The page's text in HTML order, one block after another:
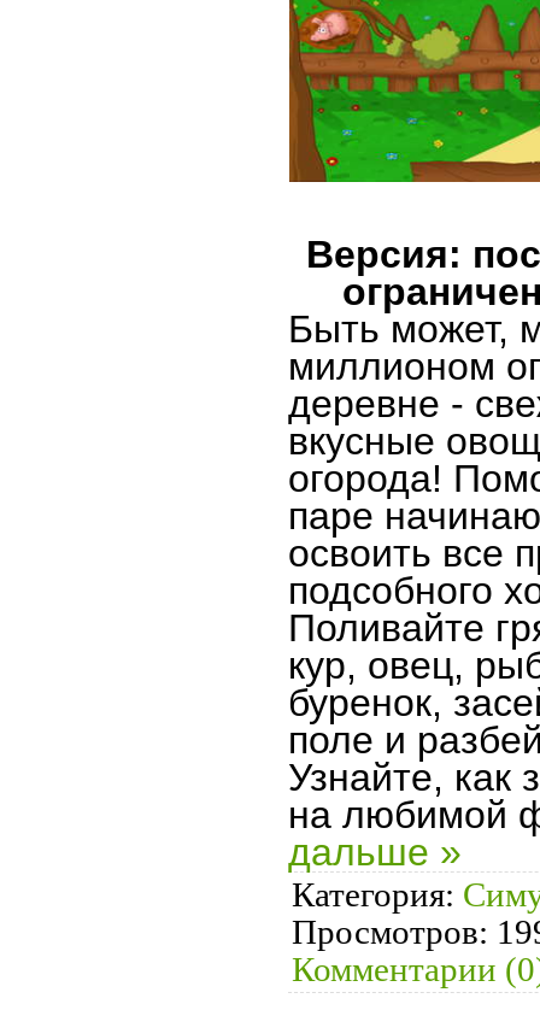
Версия:
Быть может,
миллионом
деревне -
вкусные
огорода!
паре
освоить все
подсобного
Поливайте
кур, овец,
буренок,
поле и
Узнайте, как
на любимой
дальше »
Категория:
Просмотров:
Комментарии